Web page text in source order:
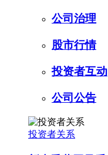
公司治理
股市行情
投资者互动
公司公告
投资者关系